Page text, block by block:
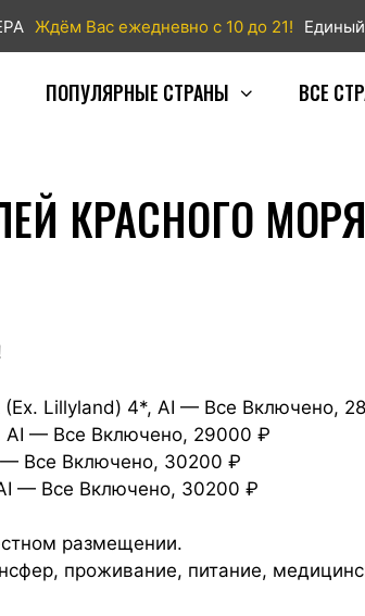
Ждём Вас ежедневно с 10 до 21!
ПОПУЛЯРНЫЕ СТРАНЫ ВСЕ
КРАСНОГО МОРЯ
(Ex. Lillyland) 4*, AI — Все Включено,
AI — Все Включено, 29000 ₽
— Все Включено, 30200 ₽
— Все Включено, 30200 ₽
размещении.
проживание, питание,